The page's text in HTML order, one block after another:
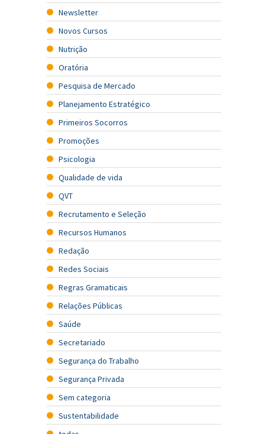
Newsletter
Novos Cursos
Nutrição
Oratória
Pesquisa de Mercado
Planejamento Estratégico
Primeiros Socorros
Promoções
Psicologia
Qualidade de vida
QVT
Recrutamento e Seleção
Recursos Humanos
Redação
Redes Sociais
Regras Gramaticais
Relações Públicas
Saúde
Secretariado
Segurança do Trabalho
Segurança Privada
Sem categoria
Sustentabilidade